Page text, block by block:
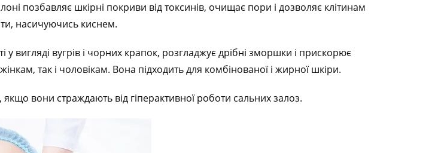
позбавляє шкірні покриви від токсинів, очищає пори і дозволяє клітинам
насичуючись киснем.
вигляді вугрів і чорних крапок, розгладжує дрібні зморшки і прискорює
так і чоловікам. Вона підходить для комбінованої і жирної шкіри.
вони страждають від гіперактивної роботи сальних залоз.